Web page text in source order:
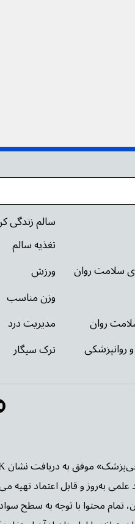
علمی به‌روز و قابل اعتماد
تمام محتوا با توجه به سطح
سالم زندگی
تغذیه سالم
ورزش
وزن مناسب
مدیریت درد
ترک سیگار
سلامت روان
روان
روانپزشکی